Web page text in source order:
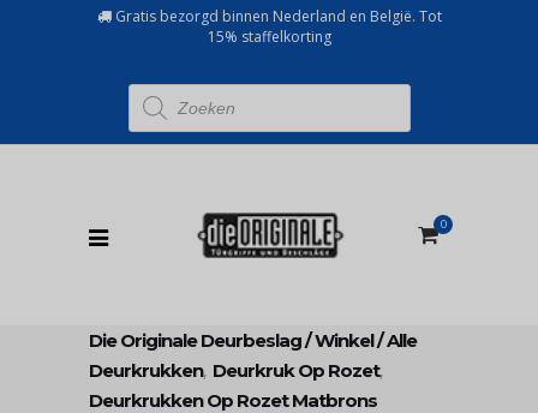
Gratis bezorgd binnen Nederland en België. Tot
15% staffelkorting
Producten
zoeken
0
Die Originale Deurbeslag/Winkel/Alle
Deurkrukken, Deurkruk Op Rozet,
Deurkrukken Op Rozet Matbrons